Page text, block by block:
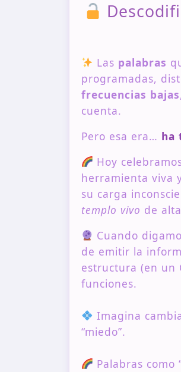
Las palabras
programadas,
frecuencias bajas
cuenta.
Pero esa era… ha
Hoy
herramienta viva
su carga
templo vivo de
Cuando
de emitir la
estructura (en un
funciones.
Imagina
“miedo”.
Palabras como